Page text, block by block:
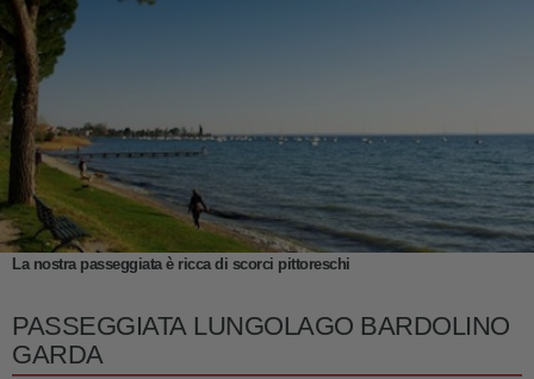
La nostra passeggiata è ricca di scorci pittoreschi
PASSEGGIATA LUNGOLAGO BARDOLINO
GARDA